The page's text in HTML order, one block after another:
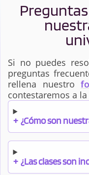
Si no puedes
preguntas
rellena nuestro
contestaremos a
+ ¿Cómo son
+ ¿Las clases son